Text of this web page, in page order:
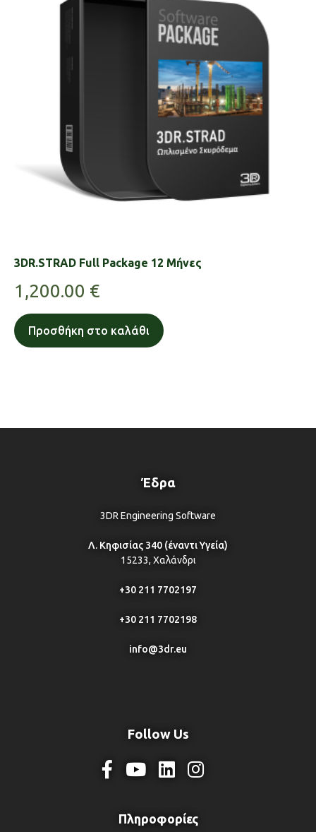
3DR.STRAD Full Package 12 Μήνες
1,200.00 €
Προσθήκη στο καλάθι
Έδρα
3DR Engineering Software
Λ. Κηφισίας 340 (έναντι Υγεία)
15233, Χαλάνδρι
+30 211 7702197
+30 211 7702198
info@3dr.eu
Follow Us